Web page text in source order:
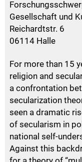
Gesellschaft und
Reichardtstr. 6
06114 Halle
For more than 15
religion and
a confrontation
secularization
seen a dramatic
of secularism in
national self-
Against this